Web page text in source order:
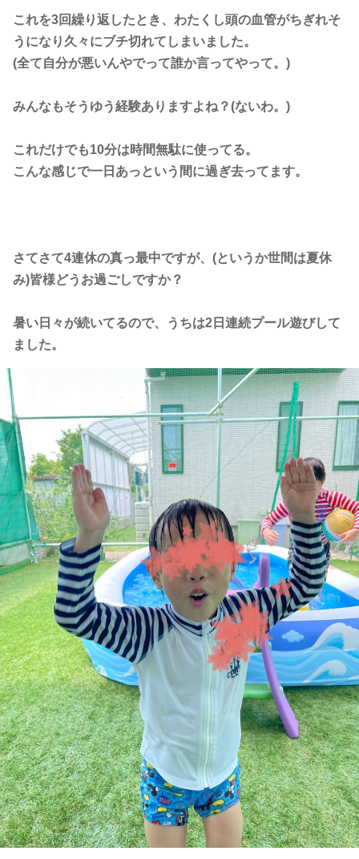
これを3回繰り返したとき、わたくし頭の血管がちぎれそ
うになり久々にブチ切れてしまいました。
(全て自分が悪いんやでって誰か言ってやって。)
みんなもそうゆう経験ありますよね？(ないわ。)
これだけでも10分は時間無駄に使ってる。
こんな感じで一日あっという間に過ぎ去ってます。
さてさて4連休の真っ最中ですが、(というか世間は夏休
み)皆様どうお過ごしですか？
暑い日々が続いてるので、うちは2日連続プール遊びして
ました。